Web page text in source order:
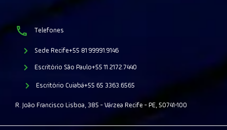
Telefones
Sede Recife+55 81 99991.9146
Escritório São Paulo+55 11 2172.7440
Escritório Cuiabá+55 65 3363.6565
R. João Francisco Lisboa, 385 - Várzea Recife - PE, 50741-100